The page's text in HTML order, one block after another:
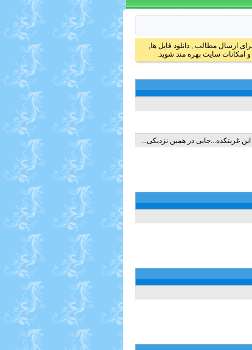
ارسال مطالب , دانلود فایل ها,
سایت بهره مند شوید.
غربتکده...جایی در همین نزدیکی...